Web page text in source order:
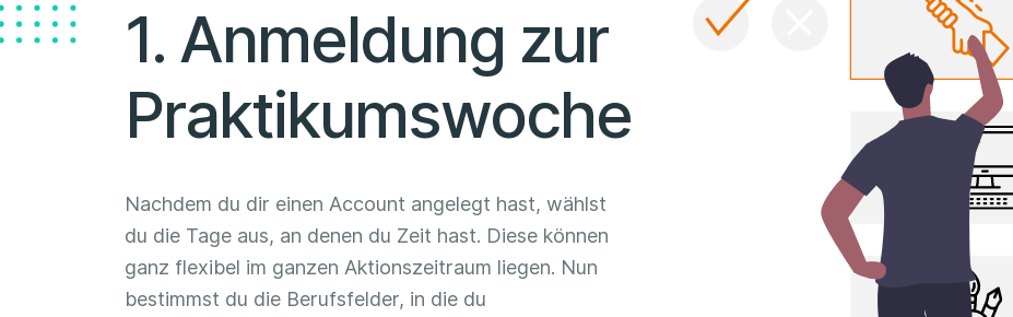
1. Anmeldung zur
Praktikumswoche
Nachdem du dir einen Account angelegt hast, wählst
du die Tage aus, an denen du Zeit hast. Diese können
ganz flexibel im ganzen Aktionszeitraum liegen. Nun
bestimmst du die Berufsfelder, in die du